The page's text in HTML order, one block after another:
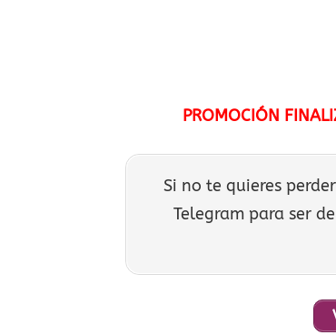
PROMOCIÓN
Si no te quieres
Telegram para ser